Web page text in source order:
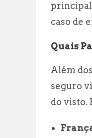
principal
caso de
Quais
Além
seguro
do visto.